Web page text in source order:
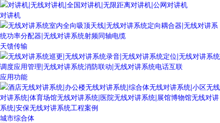
对讲机
天馈传输
应用功能
城市综合体